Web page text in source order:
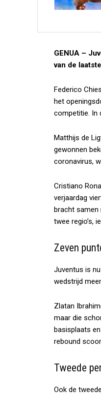
GENUA –
van de
Federico
het
competitie. In
Matthijs de
gewonnen
coronavirus,
Cristiano
verjaardag
bracht samen
twee regio’s,
Zeven
Juventus is
wedstrijd
Zlatan
maar die
basisplaats
rebound
Tweede
Ook de